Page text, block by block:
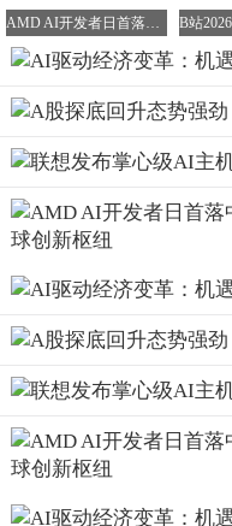
性、实时性要求远高于
三要素的协同突破。"
电子科技大学大数据研
析，认为从语言智能到
核聚变研发。他解释道
知、运动控制、任务规
运动力学、认知科学等
构建AI治理新范式
在技术狂飙突进的同时
焦点议题。与会专家普
清华大学五道口金融学
张健华警示，当前全球
全球AI领域风险投资额
倍。这种资本过热可能
AMD AI开发者日首落中国 苏姿丰：上海研发中心成全球创新枢纽